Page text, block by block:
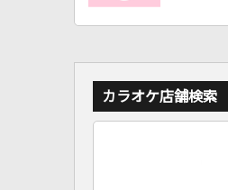
カラオケ店舗検索